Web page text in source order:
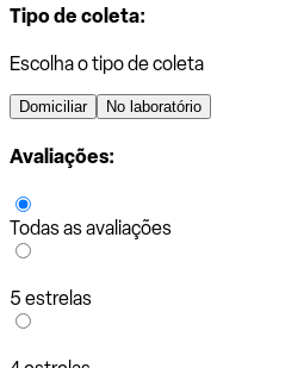
Tipo de coleta:
Escolha o tipo de coleta
Domiciliar No laboratório
Avaliações:
Todas as avaliações
5 estrelas